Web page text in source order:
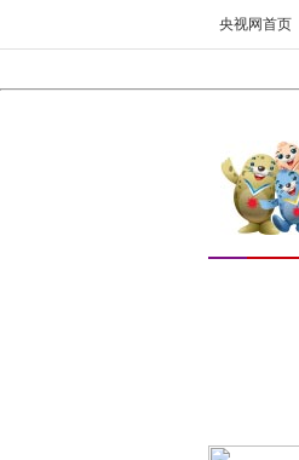
央视网首页